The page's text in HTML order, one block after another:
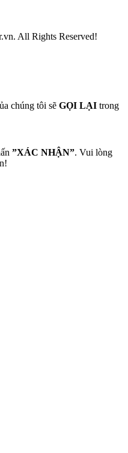
All Rights Reserved!
chúng tôi sẽ GỌI LẠI trong
”XÁC NHẬN”. Vui lòng